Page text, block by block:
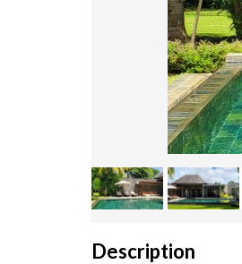
Description